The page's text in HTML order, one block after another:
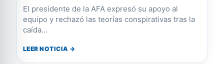
El presidente de la AFA expresó su apoyo al
equipo y rechazó las teorías conspirativas tras la
caída...
LEER NOTICIA →